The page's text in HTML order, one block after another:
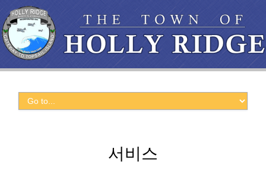
서비스